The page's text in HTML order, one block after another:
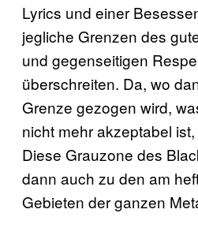
Lyrics und einer
jegliche Grenzen des
und gegenseitigen
überschreiten. Da, wo
Grenze gezogen wird,
nicht mehr akzeptabel
Diese Grauzone des
dann auch zu den am
Gebieten der ganzen